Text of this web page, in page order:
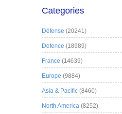
Categories
Défense (20241)
Defence (18989)
France (14639)
Europe (9884)
Asia & Pacific (8460)
North America (8252)